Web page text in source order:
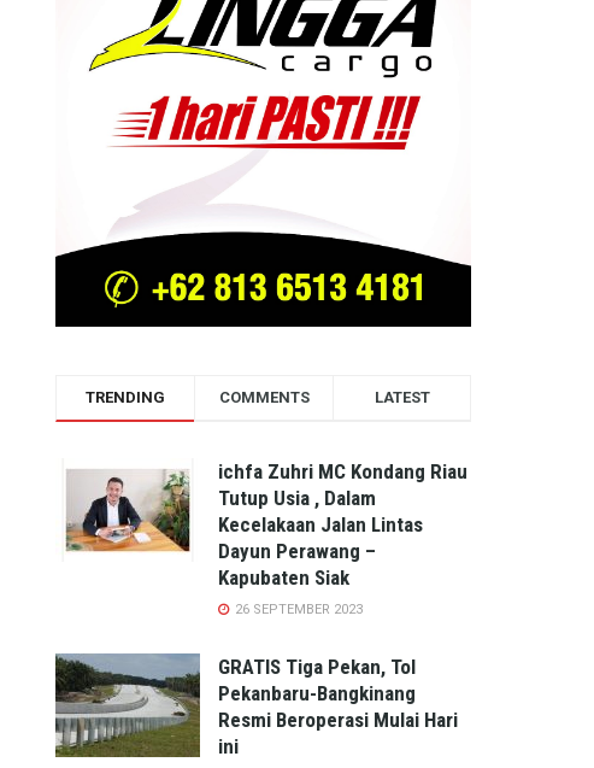
TRENDING COMMENTS LATEST
ichfa Zuhri MC Kondang Riau
Tutup Usia , Dalam
Kecelakaan Jalan Lintas
Dayun Perawang –
Kapubaten Siak
26 SEPTEMBER 2023
GRATIS Tiga Pekan, Tol
Pekanbaru-Bangkinang
Resmi Beroperasi Mulai Hari
ini